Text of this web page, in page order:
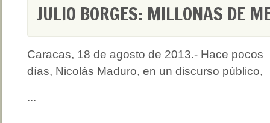
JULIO BORGES: MILLONAS DE
Caracas, 18 de agosto de 2013.- Hace pocos
días, Nicolás Maduro, en un discurso público,
...